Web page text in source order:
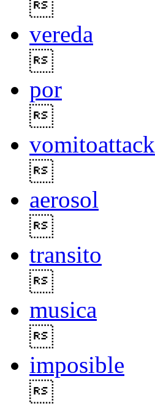
vereda
por
vomitoattack
aerosol
transito
musica
imposible